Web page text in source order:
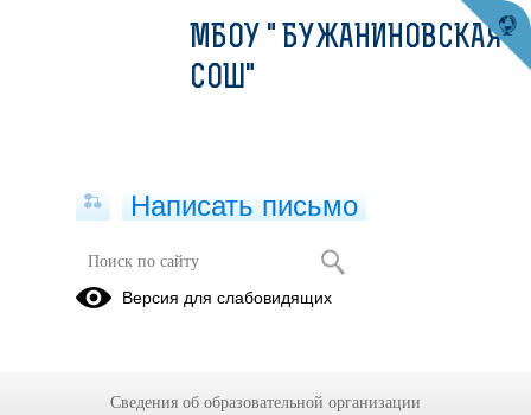
Михайлов К.А.
МБОУ " БУЖАНИНОВСКАЯ
СОШ"
Написать письмо
Версия для слабовидящих
Сведения об образовательной организации